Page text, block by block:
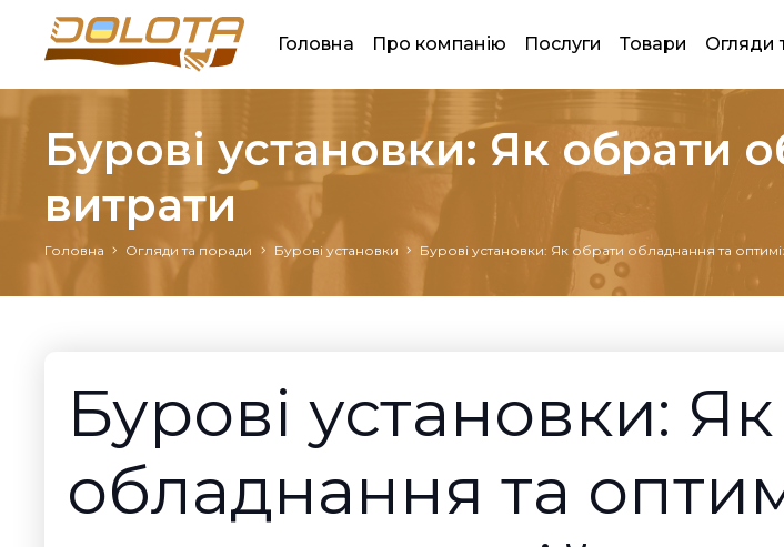
Головна Про компанію Послуги Товари Огляди
Бурові установки: Як обрати
витрати
Головна Огляди та поради Бурові установки Бурові установки: Як обрати обладнання та
Бурові установки:
обладнання та